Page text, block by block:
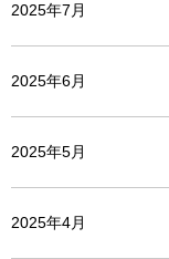
2025年7月
2025年6月
2025年5月
2025年4月